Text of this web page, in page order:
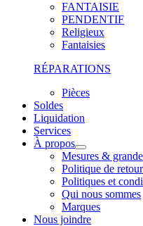
FANTAISIE
PENDENTIF
Religieux
Fantaisies
RÉPARATIONS
Pièces
Soldes
Liquidation
Services
À propos
Mesures &
Politique de retour
Politiques et
Qui nous sommes
Marques
Nous joindre